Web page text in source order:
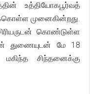
உத்தியோகபூர்வத்
முனைகின்றது.
கொண்டுள்ள
துணையுடன் மே 18
சிந்தனைக்கு